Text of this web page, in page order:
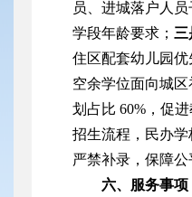
员、进城落户人
学段年龄要求； 三
住区配套幼儿园优
空余学位面向城
划占比 60%，促
招生流程，民办学
严禁补录，保障公
六、服务事项